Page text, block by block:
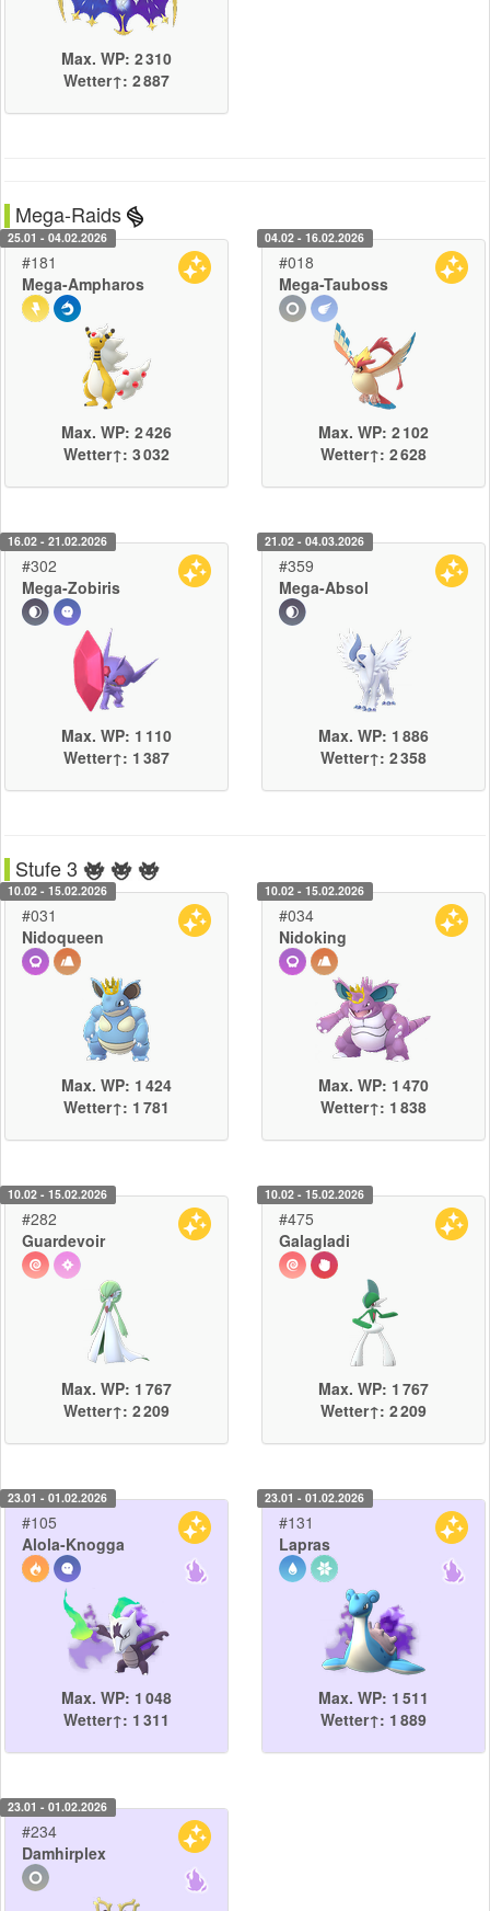
Max. WP: 2 310
Wetter↑: 2 887
Mega-Raids
25.01 - 04.02.2026
#181
Mega-Ampharos
Max. WP: 2 426
Wetter↑: 3 032
04.02 - 16.02.2026
#018
Mega-Tauboss
Max. WP: 2 102
Wetter↑: 2 628
16.02 - 21.02.2026
#302
Mega-Zobiris
Max. WP: 1 110
Wetter↑: 1 387
21.02 - 04.03.2026
#359
Mega-Absol
Max. WP: 1 886
Wetter↑: 2 358
Stufe 3
10.02 - 15.02.2026
#031
Nidoqueen
Max. WP: 1 424
Wetter↑: 1 781
10.02 - 15.02.2026
#034
Nidoking
Max. WP: 1 470
Wetter↑: 1 838
10.02 - 15.02.2026
#282
Guardevoir
Max. WP: 1 767
Wetter↑: 2 209
10.02 - 15.02.2026
#475
Galagladi
Max. WP: 1 767
Wetter↑: 2 209
23.01 - 01.02.2026
#105
Alola-Knogga
Max. WP: 1 048
Wetter↑: 1 311
23.01 - 01.02.2026
#131
Lapras
Max. WP: 1 511
Wetter↑: 1 889
23.01 - 01.02.2026
#234
Damhirplex